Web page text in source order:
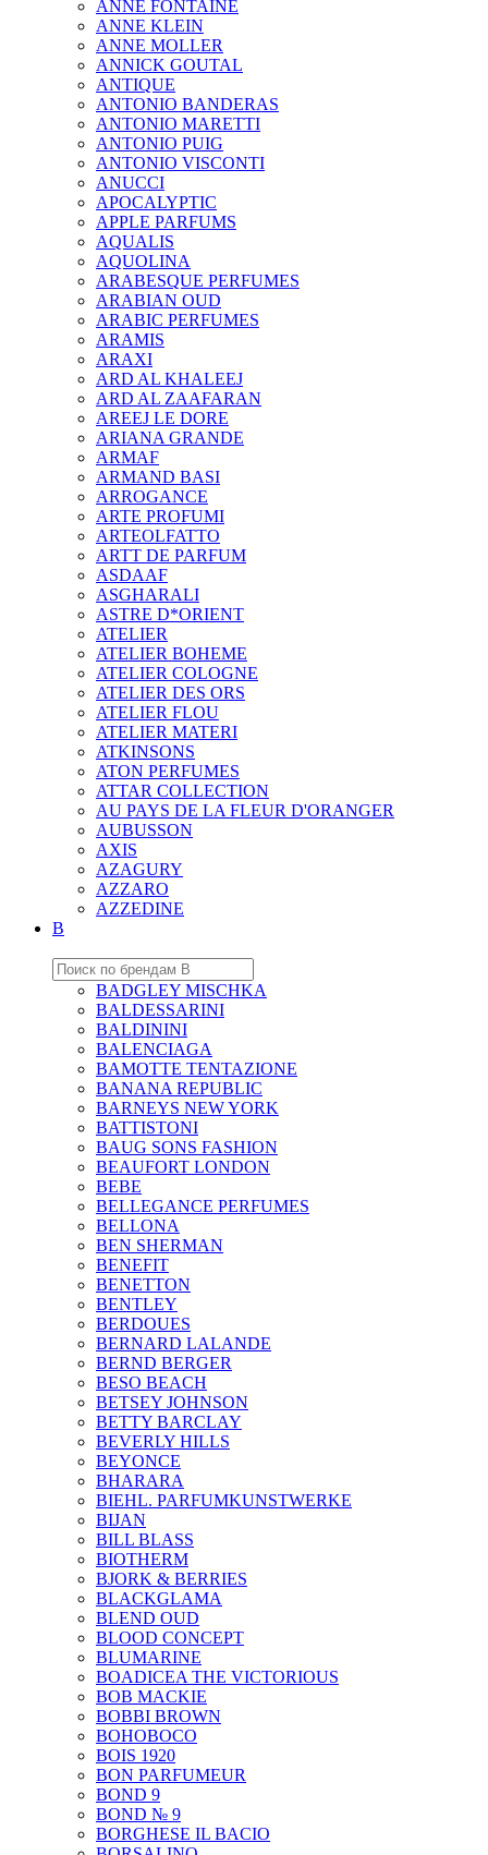
ANNE FONTAINE
ANNE KLEIN
ANNE MOLLER
ANNICK GOUTAL
ANTIQUE
ANTONIO BANDERAS
ANTONIO MARETTI
ANTONIO PUIG
ANTONIO VISCONTI
ANUCCI
APOCALYPTIC
APPLE PARFUMS
AQUALIS
AQUOLINA
ARABESQUE PERFUMES
ARABIAN OUD
ARABIC PERFUMES
ARAMIS
ARAXI
ARD AL KHALEEJ
ARD AL ZAAFARAN
AREEJ LE DORE
ARIANA GRANDE
ARMAF
ARMAND BASI
ARROGANCE
ARTE PROFUMI
ARTEOLFATTO
ARTT DE PARFUM
ASDAAF
ASGHARALI
ASTRE D*ORIENT
ATELIER
ATELIER BOHEME
ATELIER COLOGNE
ATELIER DES ORS
ATELIER FLOU
ATELIER MATERI
ATKINSONS
ATON PERFUMES
ATTAR COLLECTION
AU PAYS DE LA FLEUR D'ORANGER
AUBUSSON
AXIS
AZAGURY
AZZARO
AZZEDINE
B
BADGLEY MISCHKA
BALDESSARINI
BALDININI
BALENCIAGA
BAMOTTE TENTAZIONE
BANANA REPUBLIC
BARNEYS NEW YORK
BATTISTONI
BAUG SONS FASHION
BEAUFORT LONDON
BEBE
BELLEGANCE PERFUMES
BELLONA
BEN SHERMAN
BENEFIT
BENETTON
BENTLEY
BERDOUES
BERNARD LALANDE
BERND BERGER
BESO BEACH
BETSEY JOHNSON
BETTY BARCLAY
BEVERLY HILLS
BEYONCE
BHARARA
BIEHL. PARFUMKUNSTWERKE
BIJAN
BILL BLASS
BIOTHERM
BJORK & BERRIES
BLACKGLAMA
BLEND OUD
BLOOD CONCEPT
BLUMARINE
BOADICEA THE VICTORIOUS
BOB MACKIE
BOBBI BROWN
BOHOBOCO
BOIS 1920
BON PARFUMEUR
BOND 9
BOND № 9
BORGHESE IL BACIO